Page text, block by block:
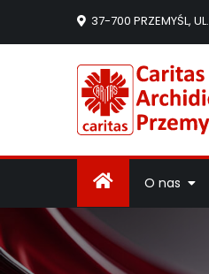
37-700 PRZEMYŚL,
O nas